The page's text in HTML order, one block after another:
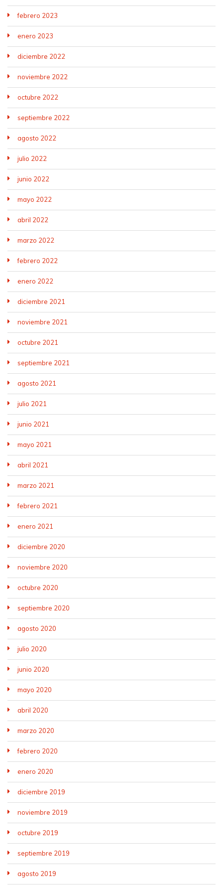
febrero 2023
enero 2023
diciembre 2022
noviembre 2022
octubre 2022
septiembre 2022
agosto 2022
julio 2022
junio 2022
mayo 2022
abril 2022
marzo 2022
febrero 2022
enero 2022
diciembre 2021
noviembre 2021
octubre 2021
septiembre 2021
agosto 2021
julio 2021
junio 2021
mayo 2021
abril 2021
marzo 2021
febrero 2021
enero 2021
diciembre 2020
noviembre 2020
octubre 2020
septiembre 2020
agosto 2020
julio 2020
junio 2020
mayo 2020
abril 2020
marzo 2020
febrero 2020
enero 2020
diciembre 2019
noviembre 2019
octubre 2019
septiembre 2019
agosto 2019